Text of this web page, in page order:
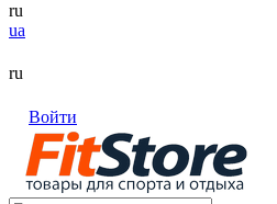
ru
ua
ru
Войти